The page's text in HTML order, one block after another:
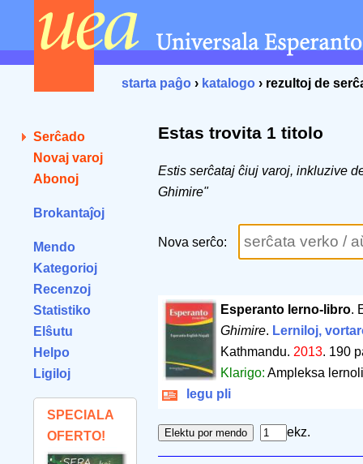
starta paĝo › katalogo › rezultoj de
Serĉado
Novaj varoj
Abonoj
Brokantaĵoj
Mendo
Kategorioj
Recenzoj
Statistiko
Elŝutu
Helpo
Ligiloj
SPECIALA
OFERTO!
Estas trovita 1 titolo
Estis serĉataj ĉiuj varoj, inkluzive
Ghimire"
Nova serĉo:
Esperanto lerno-libro.
Ghimire. Lerniloj,
Kathmandu. 2013. 190
Klarigo:Ampleksa
legu pli
ekz.